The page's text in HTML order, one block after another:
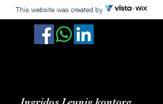
This website was created by